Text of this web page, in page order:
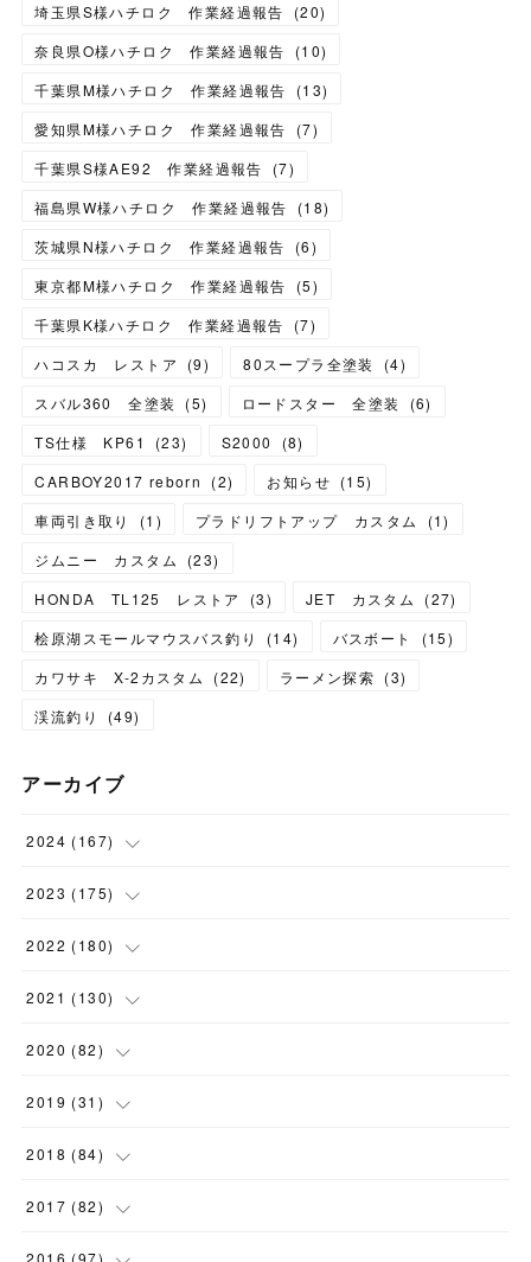
埼玉県S様ハチロク 作業経過報告
(20)
奈良県O様ハチロク 作業経過報告
(10)
千葉県M様ハチロク 作業経過報告
(13)
愛知県M様ハチロク 作業経過報告
(7)
千葉県S様AE92 作業経過報告
(7)
福島県W様ハチロク 作業経過報告
(18)
茨城県N様ハチロク 作業経過報告
(6)
東京都M様ハチロク 作業経過報告
(5)
千葉県K様ハチロク 作業経過報告
(7)
ハコスカ レストア
(9) 80スープラ全塗装 (4)
スバル360 全塗装
(5) ロードスター 全塗装 (6)
TS仕様 KP61
(23) S2000 (8)
CARBOY2017 reborn
(2) お知らせ (15)
車両引き取り
(1 ) プラドリフトアップ カスタム (1)
ジムニー カスタム
(23)
HONDA TL125 レストア
(3) JET カスタム (27)
桧原湖スモールマウスバス釣り
(14) バスボート (15)
カワサキ X-2カスタム
(22) ラーメン探索 (3)
渓流釣り
(49)
アーカイブ
2024 (167)
(11)
(24)
(23)
( 23
2023 (175)
(12)
(18)
(16
( 15
2022 (180)
(17)
(15
(23
( 14
2021 (130)
(10
(4 )
( 16
( 11
2020 (82)
(21
(8 )
(8)
(5)
2019 (31 )
(1)
(3)
(7)
2018 (84)
(7)
(7)
2017 (82)
(10